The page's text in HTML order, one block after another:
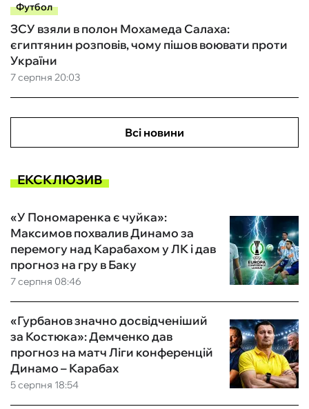
Футбол
7 серпня 20:03
ЗСУ взяли в полон Мохамеда Салаха:
єгиптянин розповів, чому пішов воювати проти
України
Всі новини
ЕКСКЛЮЗИВ
7 серпня 08:46
«У Пономаренка є чуйка»:
Максимов похвалив Динамо за
перемогу над Карабахом у ЛК і дав
прогноз на гру в Баку
5 серпня 18:54
«Гурбанов значно досвідченіший
за Костюка»: Демченко дав
прогноз на матч Ліги конференцій
Динамо – Карабах